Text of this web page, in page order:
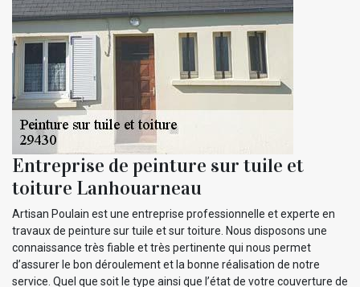
Entreprise de peinture sur tuile et
toiture Lanhouarneau
Artisan Poulain est une entreprise professionnelle et experte en
travaux de peinture sur tuile et sur toiture. Nous disposons une
connaissance très fiable et très pertinente qui nous permet
d’assurer le bon déroulement et la bonne réalisation de notre
service. Quel que soit le type ainsi que l’état de votre couverture de